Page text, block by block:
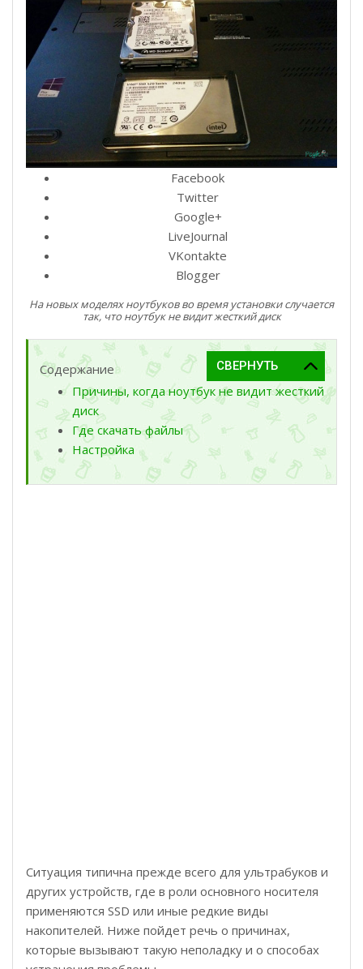
Facebook
Twitter
Google+
LiveJournal
VKontakte
Blogger
На новых моделях ноутбуков во время установки случается
так, что ноутбук не видит жесткий диск
Содержание
Причины, когда ноутбук не видит жесткий
диск
Где скачать файлы
Настройка
Ситуация типична прежде всего для ультрабуков и
других устройств, где в роли основного носителя
применяются SSD или иные редкие виды
накопителей. Ниже пойдет речь о причинах,
которые вызывают такую неполадку и о способах